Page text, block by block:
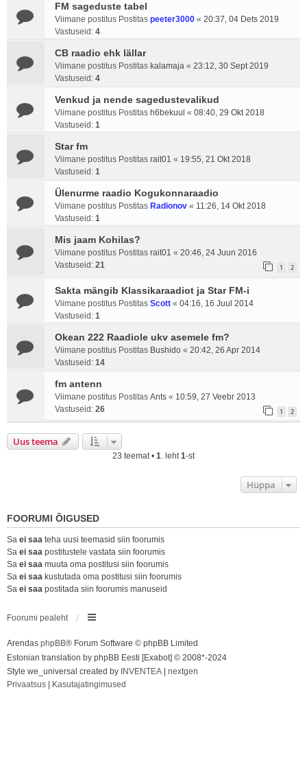
FM sageduste tabel
Viimane postitus Postitas peeter3000 « 20:37, 04 Dets 2019
Vastuseid: 4
CB raadio ehk lällar
Viimane postitus Postitas kalamaja « 23:12, 30 Sept 2019
Vastuseid: 4
Venkud ja nende sagedustevalikud
Viimane postitus Postitas h6bekuul « 08:40, 29 Okt 2018
Vastuseid: 1
Star fm
Viimane postitus Postitas rait01 « 19:55, 21 Okt 2018
Vastuseid: 1
Ülenurme raadio Kogukonnaraadio
Viimane postitus Postitas Radionov « 11:26, 14 Okt 2018
Vastuseid: 1
Mis jaam Kohilas?
Viimane postitus Postitas rait01 « 20:46, 24 Juun 2016
Vastuseid: 21 1 2
Sakta mängib Klassikaraadiot ja Star FM-i
Viimane postitus Postitas Scott « 04:16, 16 Juul 2014
Vastuseid: 1
Okean 222 Raadiole ukv asemele fm?
Viimane postitus Postitas Bushido « 20:42, 26 Apr 2014
Vastuseid: 14
fm antenn
Viimane postitus Postitas Ants « 10:59, 27 Veebr 2013
Vastuseid: 26 1 2
Uus teema
23 teemat • 1. leht1-st
Hüppa
FOORUMI ÕIGUSED
Sa ei saa teha uusi teemasid siin foorumis
Sa ei saa postitustele vastata siin foorumis
Sa ei saa muuta oma postitusi siin foorumis
Sa ei saa kustutada oma postitusi siin foorumis
Sa ei saa postitada siin foorumis manuseid
Foorumi pealeht
Arendas phpBB® Forum Software © phpBB Limited
Estonian translation by phpBB Eesti [Exabot] © 2008*-2024
Style we_universal created by INVENTEA
nextgen
Privaatsus
Kasutajatingimused